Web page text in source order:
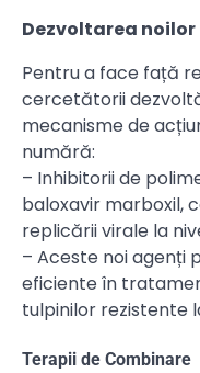
Dezvoltarea
Pentru a face față
cercetătorii
mecanisme de
numără:
– Inhibitorii de
baloxavir marboxil,
replicării virale la
– Aceste noi agenți
eficiente în
tulpinilor rezistente
Terapii de Combinare